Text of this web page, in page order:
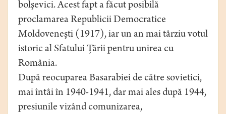
bolşevici. Acest fapt a făcut posibilă
proclamarea Republicii Democratice
Moldoveneşti (1917), iar un an mai târziu votul
istoric al Sfatului Ţării pentru unirea cu
România.
După reocuparea Basarabiei de către sovietici,
mai întâi în 1940-1941, dar mai ales după 1944,
presiunile vizând comunizarea,